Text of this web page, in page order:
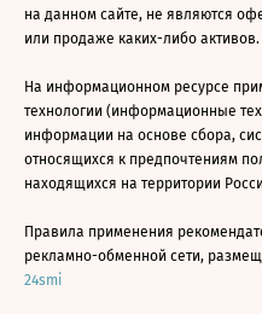
на данном сайте, не являются
или продаже каких-либо активов.
На информационном ресурсе
технологии (информационные
информации на основе сбора,
относящихся к предпочтениям
находящихся на территории
Правила применения
рекламно-обменной сети,
24smi